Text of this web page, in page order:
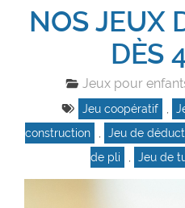
NOS JEUX
DÈS
Jeux pour
Jeu coopératif ,
construction
, Jeu de
de pli
, Jeu de